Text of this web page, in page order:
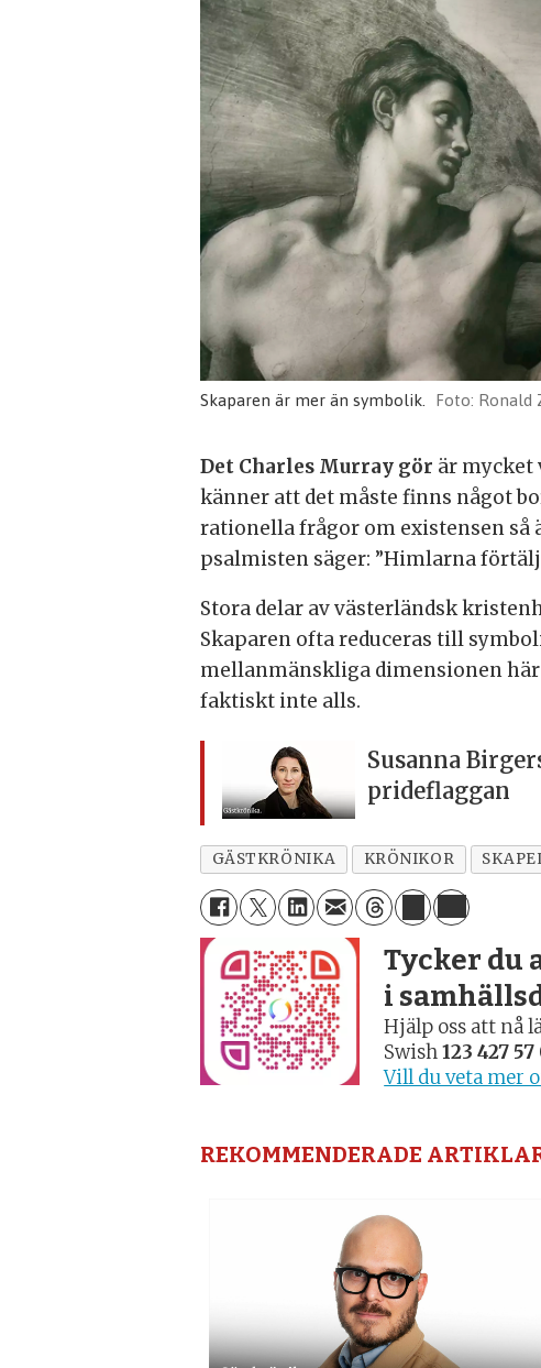
Skaparen är mer än symbolik. Ronald
Det Charles Murray gör är
känner att det måste finns något
rationella frågor om existensen så
psalmisten säger: ”Himlarna
Stora delar av västerländsk
Skaparen ofta reduceras till
mellanmänskliga dimensionen
faktiskt inte alls.
Susanna
prideflaggan
GÄSTKRÖNIKA KRÖNIKOR
Tycker du
i
Hjälp oss att nå
Swish123 427 57
Vill du veta mer
REKOMMENDERADE